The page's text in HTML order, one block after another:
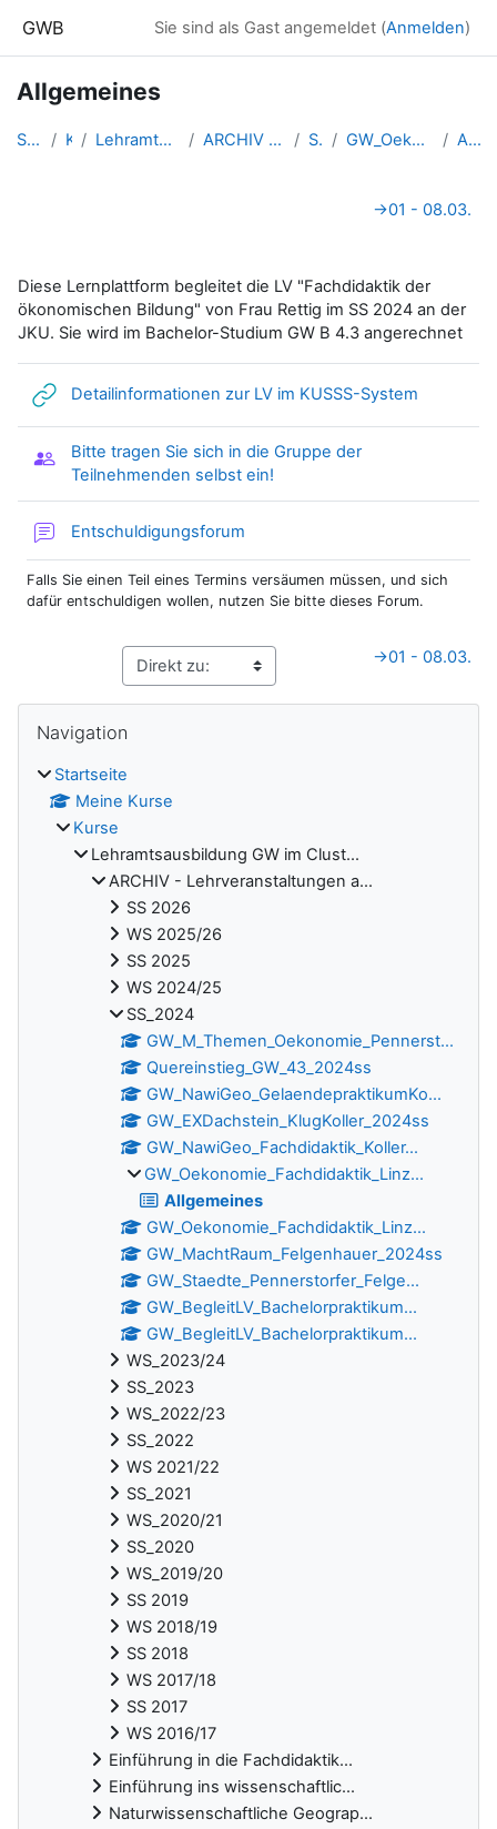
GWB Sie sind als Gast angemeldet (Anmelden)
Allgemeines
Startseite Kurse Lehramtsausbildung GW im Clust... ARCHIV - Lehrveranstaltungen a... SS_2024 GW_Oekonomie_Fachdidaktik_Linz... Allgemeines
→01 - 08.03.
Diese Lernplattform begleitet die LV "Fachdidaktik der
ökonomischen Bildung" von Frau Rettig im SS 2024 an der
JKU. Sie wird im Bachelor-Studium GW B 4.3 angerechnet
Detailinformationen zur LV im KUSSS-System
Bitte tragen Sie sich in die Gruppe der
Teilnehmenden selbst ein!
Entschuldigungsforum
Falls Sie einen Teil eines Termins versäumen müssen, und sich
dafür entschuldigen wollen, nutzen Sie bitte dieses Forum.
→01 - 08.03.
Navigation
Startseite
Meine Kurse
Kurse
Lehramtsausbildung GW im Clust...
ARCHIV - Lehrveranstaltungen a...
SS 2026
WS 2025/26
SS 2025
WS 2024/25
SS_2024
GW_M_Themen_Oekonomie_Pennerst...
Quereinstieg_GW_43_2024ss
GW_NawiGeo_GelaendepraktikumKo...
GW_EXDachstein_KlugKoller_2024ss
GW_NawiGeo_Fachdidaktik_Koller...
GW_Oekonomie_Fachdidaktik_Linz...
Allgemeines
GW_Oekonomie_Fachdidaktik_Linz...
GW_MachtRaum_Felgenhauer_2024ss
GW_Staedte_Pennerstorfer_Felge...
GW_BegleitLV_Bachelorpraktikum...
GW_BegleitLV_Bachelorpraktikum...
WS_2023/24
SS_2023
WS_2022/23
SS_2022
WS 2021/22
SS_2021
WS_2020/21
SS_2020
WS_2019/20
SS 2019
WS 2018/19
SS 2018
WS 2017/18
SS 2017
WS 2016/17
Einführung in die Fachdidaktik...
Einführung ins wissenschaftlic...
Naturwissenschaftliche Geograp...